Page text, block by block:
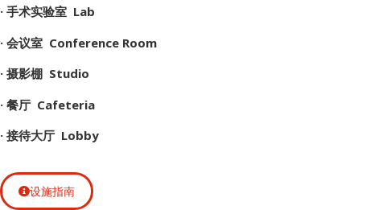
· 手术实验室 Lab
· 会议室 Conference Room
· 摄影棚 Studio
· 餐厅 Cafeteria
· 接待大厅 Lobby
设施指南